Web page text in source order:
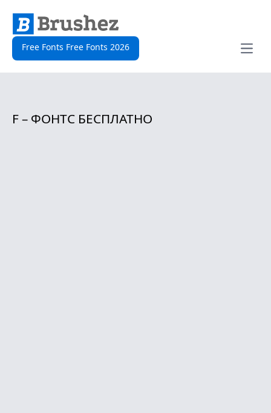
Free Fonts Free Fonts 2026
Open
F – ФОНТС БЕСПЛАТНО